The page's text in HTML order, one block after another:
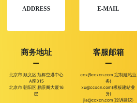
ADDRESS
商务地址
北京市 顺义区 旭辉空港中心
A座315
北京市 朝阳区 鹏景阁大厦16
层
E-MAIL
客服邮箱
ccx@ccxcn.com(定制建站业
务)
xu@ccxcn.com(模板建站业
务)
jia@ccxcn.com(投诉建议)